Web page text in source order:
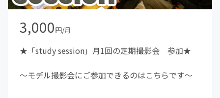
3,000円/月
★「study session」月1回の定期撮影会 参加★
〜モデル撮影会にご参加できるのはこちらです〜